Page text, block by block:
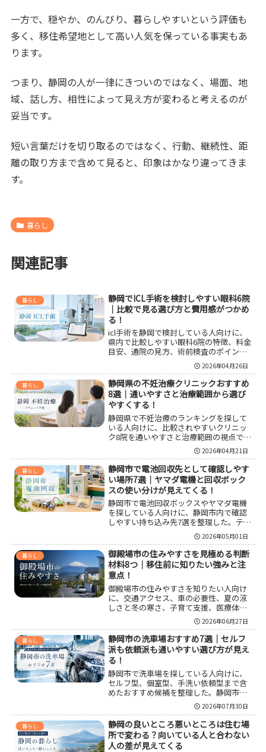
一方で、穏やか、のんびり、暮らしやすいという評価も
多く、移住希望地として高い人気を保っている事実もあ
ります。
つまり、静岡の人が一律にきついのではなく、場面、地
域、話し方、相性によって見え方が変わると考えるのが
妥当です。
短い言葉だけを切り取るのではなく、行動、継続性、距
離の取り方まで含めて見ると、印象はかなり違ってきま
す。
暮らし
関連記事
暮らし
静岡でICL手術を検討しやすい眼科6院
｜比較で見る選び方と費用感がつかめ
る！
icl手術を静岡で検討している人向けに、
県内で比較しやすい眼科6院の特徴、料金
目安、通院の見方、術前検査のポイント
を整理した。自由診療としての費用感だ
けでなく、ハローやグレア、眼圧上昇な
どの注意点、レーシックとの違い、向い
ている人の考え方までまとめているの
で、候補を絞る前の情報収集に使いやす
い内容になっている。
2026年04月26日
暮らし
静岡県の不妊治療クリニックおすすめ
8選｜通いやすさと治療範囲から選び
やすくする！
静岡県で不妊治療のランキングを探して
いる人向けに、比較されやすいクリニッ
ク8院を通いやすさと治療範囲の視点で整
理した。静岡市、浜松市、磐田市、三島
市を中心に、体外受精への対応、診療時
間、休日通院のしやすさ、男性不妊や不
育症の相談範囲までわかりやすくまと
め、後悔しにくい選び方も紹介してい
る。
2026年04月21日
暮らし
静岡市で電池回収先として確認しやす
い場所7選｜ヤマダ電機と回収ボック
スの使い分けが見えてくる！
静岡市で電池回収ボックスやヤマダ電機
を探している人向けに、静岡市内で確認
しやすい持ち込み先7選を整理した。テッ
クランド静岡店、静岡国吉田店、清水店
などのヤマダデンキ候補に加え、区役所
や広野海岸公園の使用済小型家電回収
BOXも紹介し、充電式電池と使い切り電
池の使い分け、絶縁処理、事前確認のコ
ツまでわかる内容にしている。
2026年05月01日
暮らし
御殿場市の住みやすさを見極める判断
材料8つ｜移住前に知りたい強みと注
意点！
御殿場市の住みやすさを知りたい人向け
に、交通アクセス、車の必要性、夏の涼
しさと冬の寒さ、子育て支援、医療体
制、防災、公園環境まで整理しました。
御殿場市が向いている人の特徴と、住む
前に確認したい地区選びのコツもまとめ
ているので、移住や引っ越しの判断材料
を探している人に役立つ内容です。
2026年06月27日
暮らし
静岡市の洗車場おすすめ7選｜セルフ
派も依頼派も通いやすい選び方が見え
る！
静岡市で洗車場を探している人向けに、
セルフ型、個室型、手洗い依頼型まで含
めたおすすめ候補を整理した。静岡市の
洗車場おすすめ7選に加えて、選ぶ基準、
使い分けのコツ、設備の見方、洗車前後
の注意点までまとめているので、自分に
合う通いやすい一店を見つけやすくな
る。
2026年07月30日
暮らし
静岡の良いところ悪いところは住む場
所で変わる？向いている人と合わない
人の差が見えてくる